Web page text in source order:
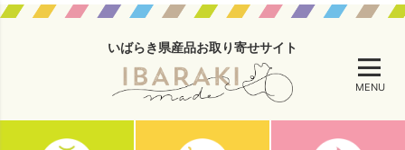
いばらき県産品お取り寄せサイト
MENU